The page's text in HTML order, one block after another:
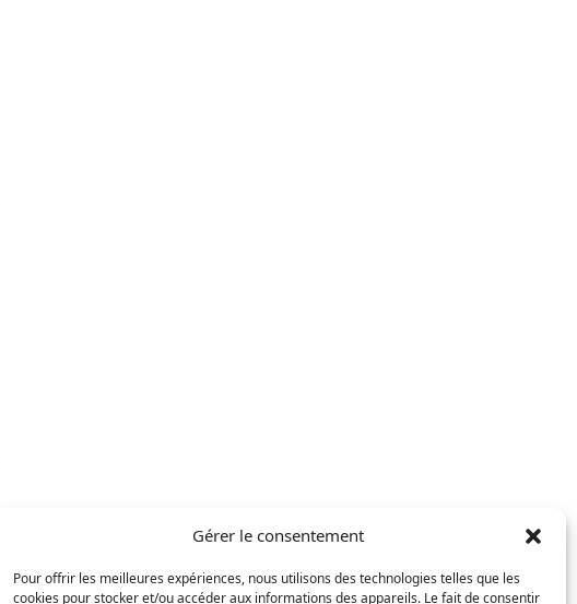
Gérer le consentement
Pour offrir les meilleures expériences, nous utilisons des technologies telles que les
cookies pour stocker et/ou accéder aux informations des appareils. Le fait de consentir